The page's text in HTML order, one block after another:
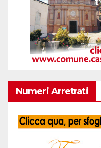
Numeri Arretrati